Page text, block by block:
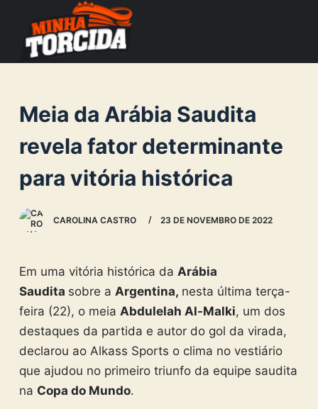
o
n
e
Meia da Arábia Saudita
revela fator determinante
para vitória histórica
CAROLINA CASTRO 23 DE NOVEMBRO DE 2022
Em uma vitória histórica da Arábia
Saudita sobre a Argentina, nesta última terça-
feira (22), o meia Abdulelah Al-Malki, um dos
destaques da partida e autor do gol da virada,
declarou ao Alkass Sports o clima no vestiário
que ajudou no primeiro triunfo da equipe saudita
na Copa do Mundo.